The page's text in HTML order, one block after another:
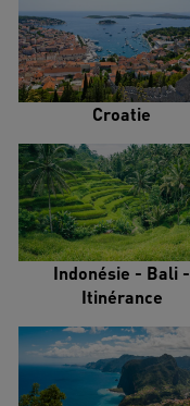
Croatie
Indonésie - Bali -
Itinérance